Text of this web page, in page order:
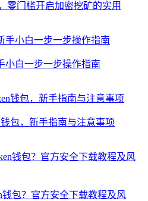
零门槛开启加密挖矿的实用
小白一步一步操作指南
包，新手指南与注意事项
包？官方安全下载教程及风